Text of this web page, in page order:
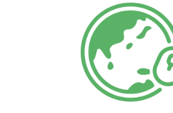
公里外的水井採樣，也發現有重金屬
中所存在。業者重申，合法申請設立
電纜、廢馬達等非有害事業廢棄物，
環保局強調，地下水經檢驗，均未超
準，但不適合飲用。環保署及環保局
署，評估將福源里納入「無自來水地
優先編列經費，補助辦理接用自來水。